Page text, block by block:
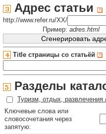
Адрес статьи
http://www.refer.ru/XX/
Пример: adres.html
Title страницы со статьёй
Разделы
Туризм, отдых,
Ключевые слова или
словосочетания через
запятую: